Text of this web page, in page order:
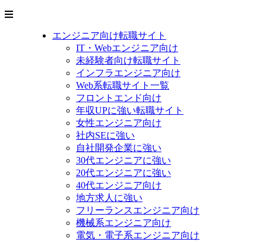
エンジニア向け転職サイト
IT・Webエンジニア向け
未経験者向け転職サイト
インフラエンジニア向け
Web系転職サイト一覧
フロントエンド向け
年収UPに強い転職サイト
女性エンジニア向け
社内SEに強い
自社開発企業に強い
30代エンジニアに強い
20代エンジニアに強い
40代エンジニア向け
地方求人に強い
フリーランスエンジニア向け
機械系エンジニア向け
電気・電子系エンジニア向け